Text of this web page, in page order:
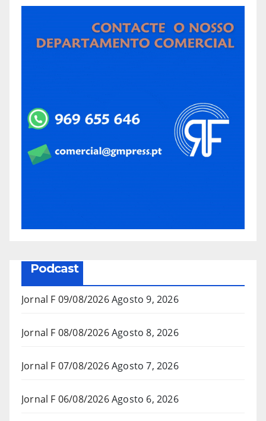
Podcast
Jornal F 09/08/2026Agosto 9, 2026
Jornal F 08/08/2026Agosto 8, 2026
Jornal F 07/08/2026Agosto 7, 2026
Jornal F 06/08/2026Agosto 6, 2026